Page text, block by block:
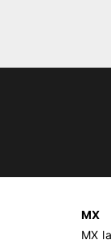
MX
MX